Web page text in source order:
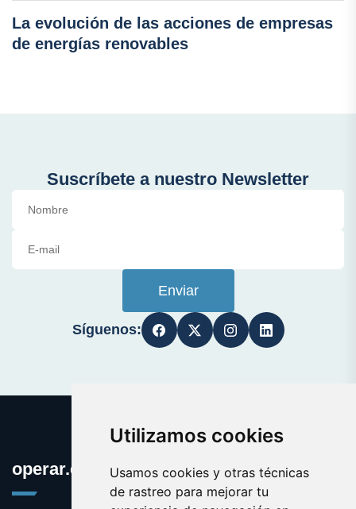
Utilizamos cookies
Usamos cookies y otras técnicas
de rastreo para mejorar tu
La evolución de las acciones de empresas
de energías renovables
Suscríbete a nuestro Newsletter
Enviar
Síguenos:
operar.es